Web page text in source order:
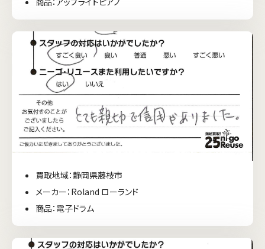
買取地域：静岡県藤枝市
メーカー：Roland ローランド
商品：電子ドラム